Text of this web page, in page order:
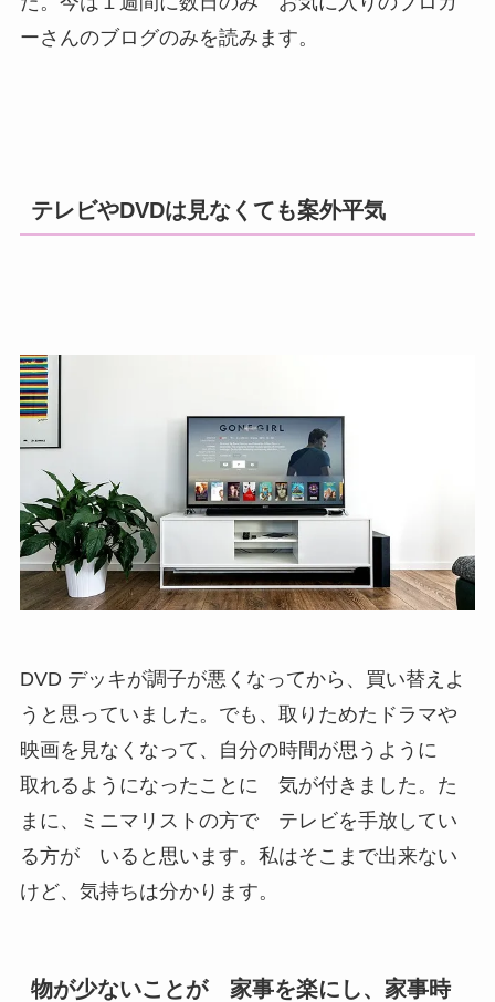
ーさんのブログのみを読みます。
テレビやDVDは見なくても案外平気
DVD デッキが調子が悪くなってから、買い替えよ
うと思っていました。でも、取りためたドラマや
映画を見なくなって、自分の時間が思うように
取れるようになったことに 気が付きました。た
まに、ミニマリストの方で テレビを手放してい
る方が いると思います。私はそこまで出来ない
けど、気持ちは分かります。
物が少ないことが 家事を楽にし、家事時